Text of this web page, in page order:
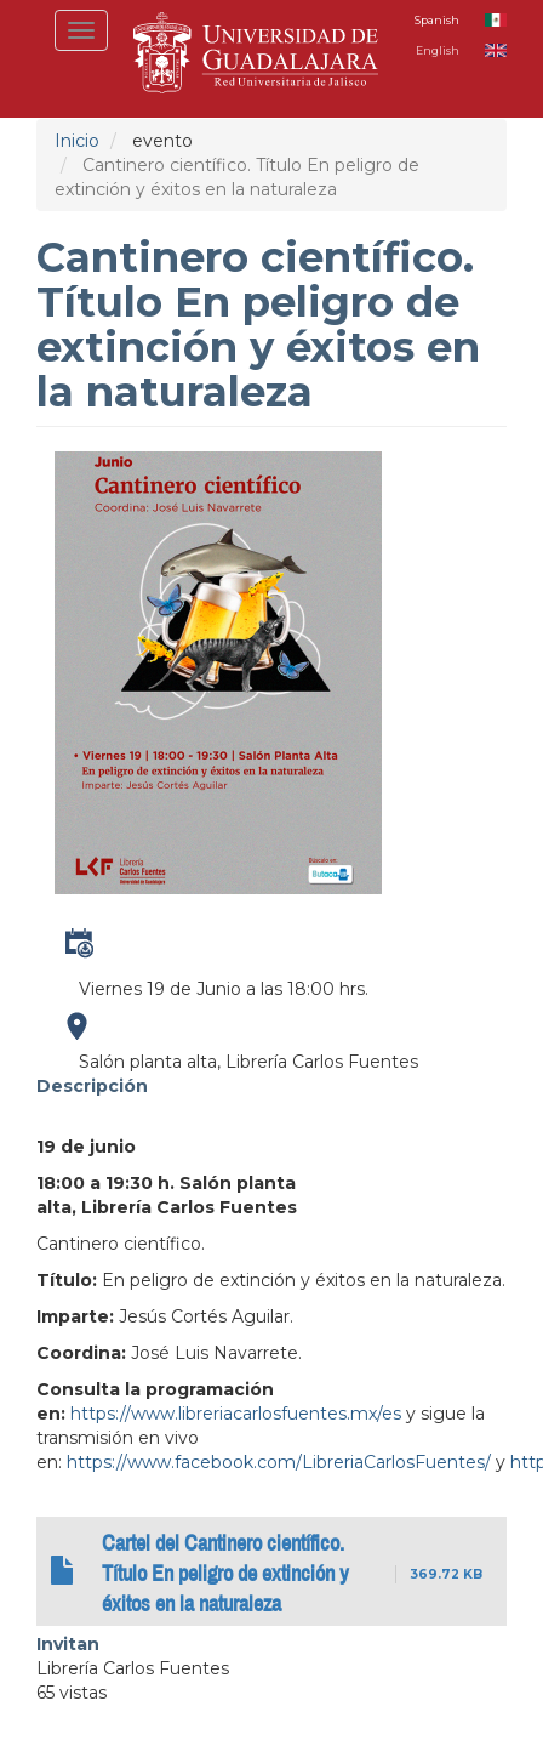
Toggle
navigation
Spanish
English
Inicio
evento
Cantinero científico. Título En peligro de
extinción y éxitos en la naturaleza
Cantinero científico.
Título En peligro de
extinción y éxitos en
la naturaleza
Viernes 19 de Junio a las 18:00 hrs.
Salón planta alta, Librería Carlos Fuentes
Descripción
19 de junio
18:00 a 19:30 h. Salón planta
alta, Librería Carlos Fuentes
Cantinero científico.
Título: En peligro de extinción y éxitos en la naturaleza.
Imparte: Jesús Cortés Aguilar.
Coordina: José Luis Navarrete.
Consulta la programación
en: https://www.libreriacarlosfuentes.mx/es y sigue la
transmisión en vivo
en: https://www.facebook.com/LibreriaCarlosFuentes/ y
Cartel del Cantinero científico.
Título En peligro de extinción y
éxitos en la naturaleza
369.72 KB
Invitan
Librería Carlos Fuentes
65 vistas